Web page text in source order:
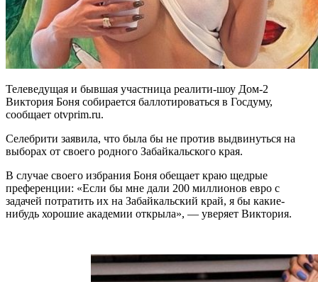
Телеведущая и бывшая участница реалити-шоу Дом-2
Виктория Боня собирается баллотироваться в Госдуму,
сообщает otvprim.ru.
Селебрити заявила, что была бы не против выдвинуться на
выборах от своего родного Забайкальского края.
В случае своего избрания Боня обещает краю щедрые
преференции: «Если бы мне дали 200 миллионов евро с
задачей потратить их на Забайкальский край, я бы какие-
нибудь хорошие академии открыла», — уверяет Виктория.